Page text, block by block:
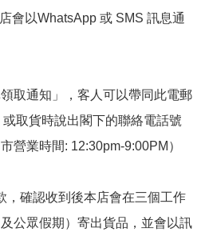
會以WhatsApp 或 SMS 訊息通
取通知」，客人可以帶同此電郵
取貨時說出閣下的聯絡電話號
營業時間: 12:30pm-9:00PM）
，確認收到後本店會在三個工作
公眾假期）寄出貨品，並會以訊